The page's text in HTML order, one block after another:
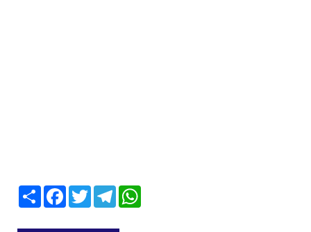
Share Facebook
TwitterTelegram